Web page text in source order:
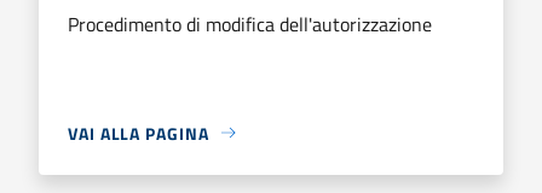
Procedimento di modifica dell'autorizzazione
VAI ALLA PAGINA